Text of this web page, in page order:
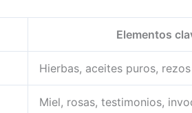
Elementos
Hierbas, aceites puros,
Miel, rosas, testimonios,